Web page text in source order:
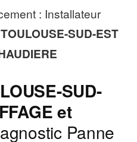
: Installateur
SUD-EST
SUD-
et
Panne